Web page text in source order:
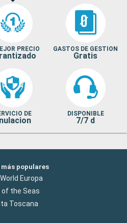
PRECIO GASTOS DE GESTION
Gratis
DE DISPONIBLE
7/7 d
populares
Europa
of the Seas
Toscana